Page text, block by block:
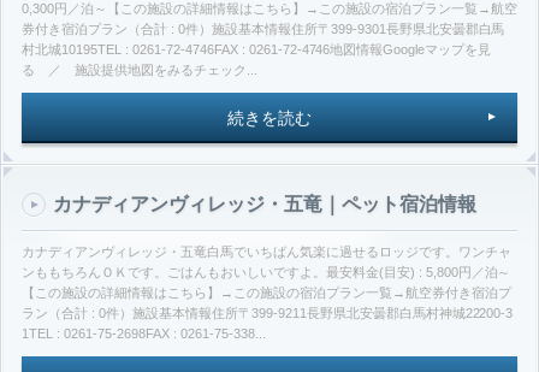
0,300円／泊～【この施設の詳細情報はこちら】→この施設の宿泊プラン一覧→航空
券付き宿泊プラン（合計 : 0件）施設基本情報住所〒399-9301長野県北安曇郡白馬
村北城10195TEL : 0261-72-4746FAX : 0261-72-4746地図情報Googleマップを見
る ／ 施設提供地図をみるチェック...
続きを読む
カナディアンヴィレッジ・五竜｜ペット宿泊情報
カナディアンヴィレッジ・五竜白馬でいちばん気楽に過せるロッジです。ワンチャ
ンももちろんＯＫです。ごはんもおいしいですよ。最安料金(目安) : 5,800円／泊～
【この施設の詳細情報はこちら】→この施設の宿泊プラン一覧→航空券付き宿泊プ
ラン（合計 : 0件）施設基本情報住所〒399-9211長野県北安曇郡白馬村神城22200-3
1TEL : 0261-75-2698FAX : 0261-75-338...